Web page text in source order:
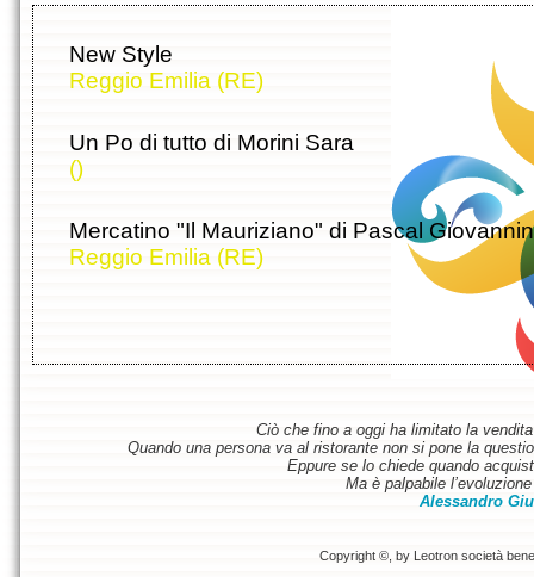
New Style
Reggio Emilia (RE)
Un Po di tutto di Morini Sara
()
Mercatino "Il Mauriziano" di Pascal
Reggio Emilia (RE)
Ciò che fino a oggi ha limitato la
Quando una persona va al ristorante non si pone la
Eppure se lo chiede quando
Ma è palpabile
Alessandro
Copyright ©, by Leotron società